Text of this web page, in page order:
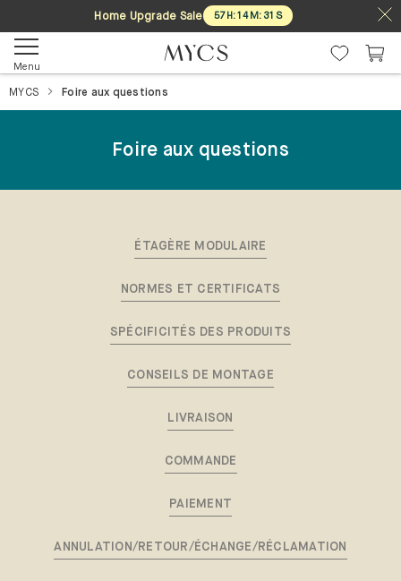
Home Upgrade Sale 57 H:14 M: 31 S
Menu
MYCS Foire aux questions
Foire aux questions
ÉTAGÈRE MODULAIRE
NORMES ET CERTIFICATS
SPÉCIFICITÉS DES PRODUITS
CONSEILS DE MONTAGE
LIVRAISON
COMMANDE
PAIEMENT
ANNULATION/RETOUR/ÉCHANGE/RÉCLAMATION